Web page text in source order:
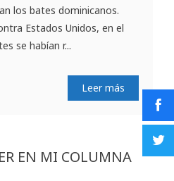
los bates dominicanos.
Estados Unidos, en el
se habían r...
Leer más
EN MI COLUMNA